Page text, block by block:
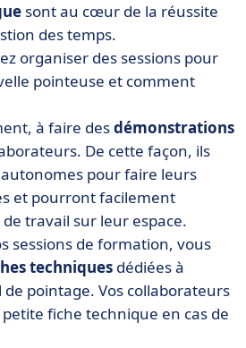
sont au cœur de la réussite
des temps.
organiser des sessions pour
pointeuse et comment
à faire desdémonstrations
De cette façon, ils
pour faire leurs
et pourront facilement
travail sur leur espace.
sessions de formation, vous
techniques dédiées à
de pointage. Vos collaborateurs
fiche technique en cas de